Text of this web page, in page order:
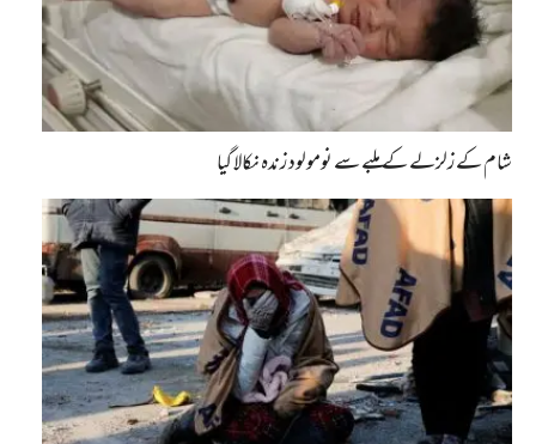
شام کے زلزلے کے ملبے سے نومولود زندہ نکالا گیا